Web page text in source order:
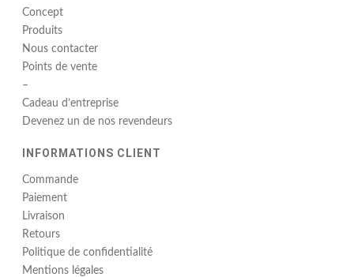
Concept
Produits
Nous contacter
Points de vente
–
Cadeau d’entreprise
Devenez un de nos revendeurs
INFORMATIONS CLIENT
Commande
Paiement
Livraison
Retours
Politique de confidentialité
Mentions légales